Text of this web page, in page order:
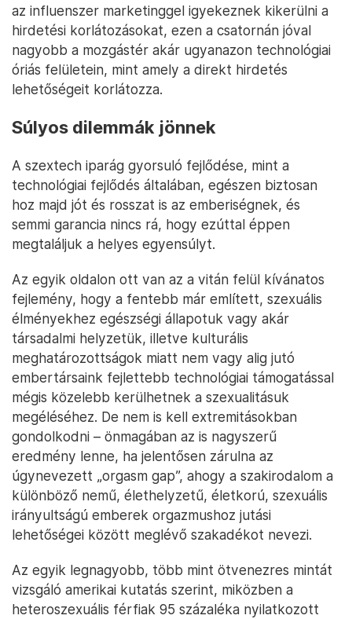
az influenszer marketinggel igyekeznek kikerülni a
hirdetési korlátozásokat, ezen a csatornán jóval
nagyobb a mozgástér akár ugyanazon technológiai
óriás felületein, mint amely a direkt hirdetés
lehetőségeit korlátozza.
Súlyos dilemmák jönnek
A szextech iparág gyorsuló fejlődése, mint a
technológiai fejlődés általában, egészen biztosan
hoz majd jót és rosszat is az emberiségnek, és
semmi garancia nincs rá, hogy ezúttal éppen
megtaláljuk a helyes egyensúlyt.
Az egyik oldalon ott van az a vitán felül kívánatos
fejlemény, hogy a fentebb már említett, szexuális
élményekhez egészségi állapotuk vagy akár
társadalmi helyzetük, illetve kulturális
meghatározottságok miatt nem vagy alig jutó
embertársaink fejlettebb technológiai támogatással
mégis közelebb kerülhetnek a szexualitásuk
megéléséhez. De nem is kell extremitásokban
gondolkodni – önmagában az is nagyszerű
eredmény lenne, ha jelentősen zárulna az
úgynevezett „orgasm gap”, ahogy a szakirodalom a
különböző nemű, élethelyzetű, életkorú, szexuális
irányultságú emberek orgazmushoz jutási
lehetőségei között meglévő szakadékot nevezi.
Az egyik legnagyobb, több mint ötvenezres mintát
vizsgáló amerikai kutatás szerint, miközben a
heteroszexuális férfiak 95 százaléka nyilatkozott